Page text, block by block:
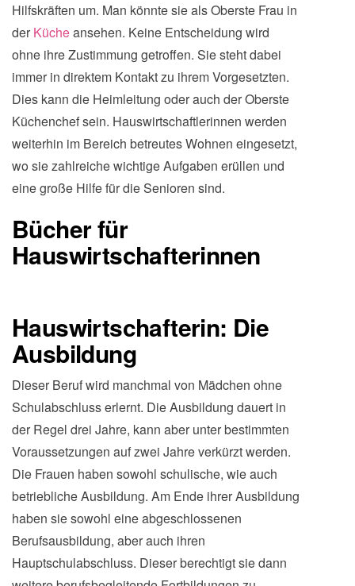
Hilfskräften um. Man könnte sie als Oberste Frau in
der Kücheansehen. Keine Entscheidung wird
ohne ihre Zustimmung getroffen. Sie steht dabei
immer in direktem Kontakt zu ihrem Vorgesetzten.
Dies kann die Heimleitung oder auch der Oberste
Küchenchef sein. Hauswirtschaftlerinnen werden
weiterhin im Bereich betreutes Wohnen eingesetzt,
wo sie zahlreiche wichtige Aufgaben erüllen und
eine große Hilfe für die Senioren sind.
Bücher für
Hauswirtschafterinnen
Hauswirtschafterin: Die
Ausbildung
Dieser Beruf wird manchmal von Mädchen ohne
Schulabschluss erlernt. Die Ausbildung dauert in
der Regel drei Jahre, kann aber unter bestimmten
Voraussetzungen auf zwei Jahre verkürzt werden.
Die Frauen haben sowohl schulische, wie auch
betriebliche Ausbildung. Am Ende ihrer Ausbildung
haben sie sowohl eine abgeschlossenen
Berufsausbildung, aber auch ihren
Hauptschulabschluss. Dieser berechtigt sie dann